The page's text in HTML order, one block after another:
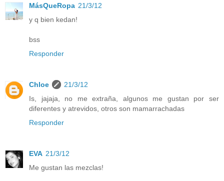
MásQueRopa 21/3/12
y q bien kedan!
bss
Responder
Chloe
21/3/12
Is, jajaja, no me extraña, algunos me gustan por ser
diferentes y atrevidos, otros son mamarrachadas
Responder
EVA 21/3/12
Me gustan las mezclas!